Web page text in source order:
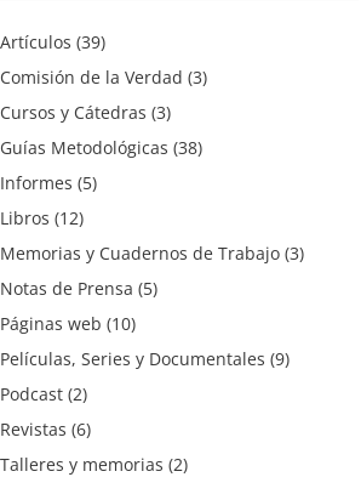
Artículos (39)
Comisión de la Verdad (3)
Cursos y Cátedras (3)
Guías Metodológicas (38)
Informes (5)
Libros (12)
Memorias y Cuadernos de Trabajo (3)
Notas de Prensa (5)
Páginas web (10)
Películas, Series y Documentales (9)
Podcast (2)
Revistas (6)
Talleres y memorias (2)